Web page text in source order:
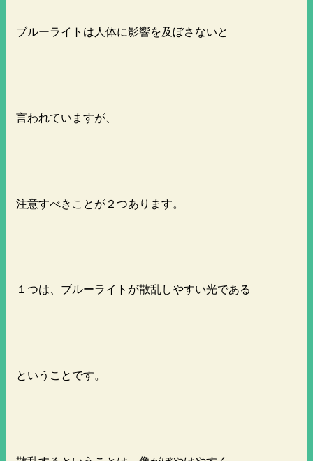
ブルーライトは人体に影響を及ぼさないと
言われていますが、
注意すべきことが２つあります。
１つは、ブルーライトが散乱しやすい光である
ということです。